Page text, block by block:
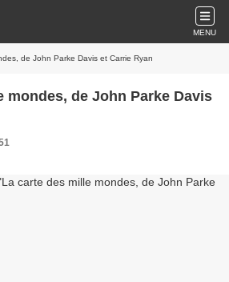
MENU
de John Parke Davis et Carrie Ryan
mondes, de John Parke Davis